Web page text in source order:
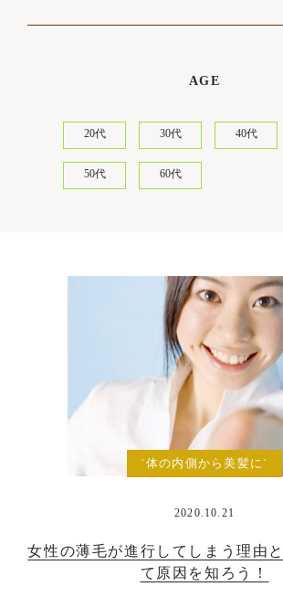
AGE
20代 30代 40代
50代 60代
`体の内側から美髪に`
2020.10.21
女性の薄毛が進行してしまう理由
て原因を知ろう！